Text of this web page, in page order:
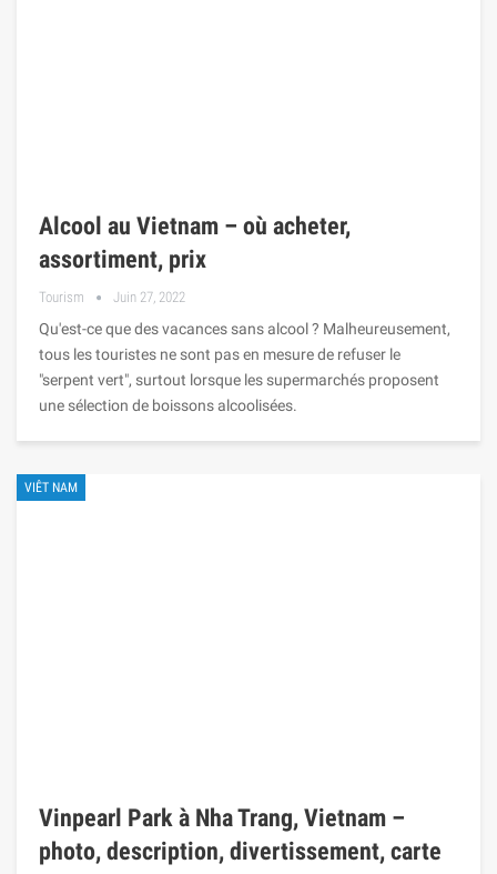
Alcool au Vietnam – où acheter,
assortiment, prix
Tourism Juin 27, 2022
Qu'est-ce que des vacances sans alcool ? Malheureusement,
tous les touristes ne sont pas en mesure de refuser le
"serpent vert", surtout lorsque les supermarchés proposent
une sélection de boissons alcoolisées.
VIÊT NAM
Vinpearl Park à Nha Trang, Vietnam –
photo, description, divertissement, carte